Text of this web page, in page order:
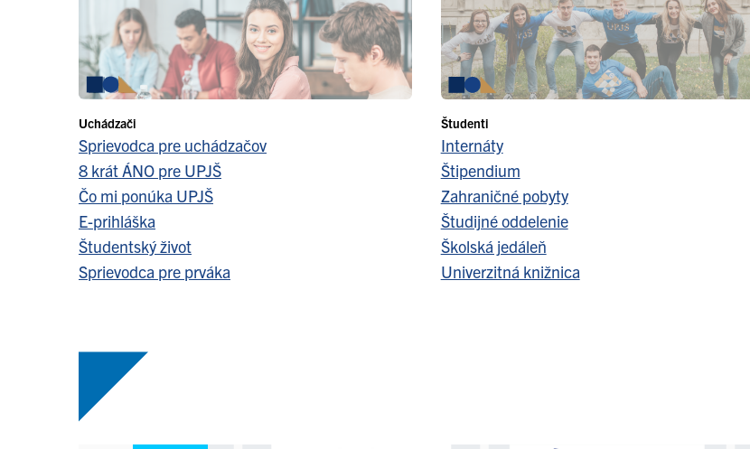
Uchádzači
Sprievodca pre uchádzačov
8 krát ÁNO pre UPJŠ
Čo mi ponúka UPJŠ
E-prihláška
Študentský život
Sprievodca pre prváka
Študenti
Internáty
Štipendium
Zahraničné pobyty
Študijné oddelenie
Školská jedáleň
Univerzitná knižnica